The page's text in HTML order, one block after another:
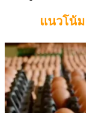
แนวโน้ม